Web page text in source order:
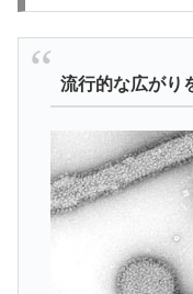
流行的な広がり